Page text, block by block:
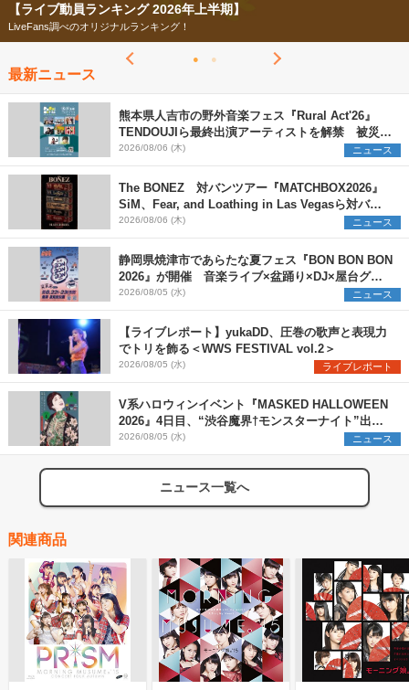
【ライブ動員ランキング 2026年上半期】
LiveFans調べのオリジナルランキング！
最新ニュース
熊本県人吉市の野外音楽フェス『Rural Act'26』
TENDOUJIら最終出演アーティストを解禁 被災地
支援プロジェクトの始動も発表
2026/08/06 (木) ニュース
The BONEZ 対バンツアー『MATCHBOX2026』
SiM、Fear, and Loathing in Las Vegasら対バン
アーティストを一斉解禁
2026/08/06 (木) ニュース
静岡県焼津市であらたな夏フェス『BON BON BON
2026』が開催 音楽ライブ×盆踊り×DJ×屋台グル
メ×ランタンナイトで彩る2日間
2026/08/05 (水) ニュース
【ライブレポート】yukaDD、圧巻の歌声と表現力
でトリを飾る＜WWS FESTIVAL vol.2＞
2026/08/05 (水) ライブレポート
V系ハロウィンイベント『MASKED HALLOWEEN
2026』4日目、“渋谷魔界†モンスターナイト”出演6
組を発表
2026/08/05 (水) ニュース
ニュース一覧へ
関連商品